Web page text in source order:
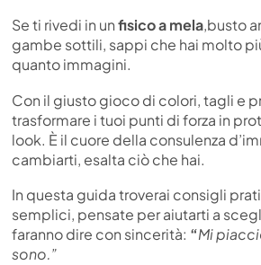
Se ti rivedi in unfisico a mela,busto
gambe sottili, sappi che hai molto
quanto immagini.
Con il giusto gioco di colori, tagli e
trasformare i tuoi punti di forza in
look. È il cuore della consulenza
cambiarti, esalta ciò che hai.
In questa guida troverai consigli
semplici, pensate per aiutarti a
faranno dire con sincerità: “Mi
sono.”